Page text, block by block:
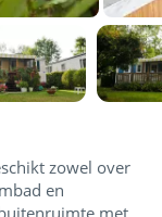
zowel over
en
met